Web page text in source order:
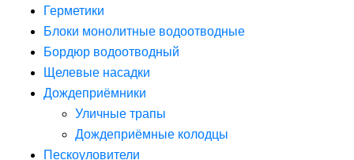
Герметики
Блоки монолитные водоотводные
Бордюр водоотводный
Щелевые насадки
Дождеприёмники
Уличные трапы
Дождеприёмные колодцы
Пескоуловители